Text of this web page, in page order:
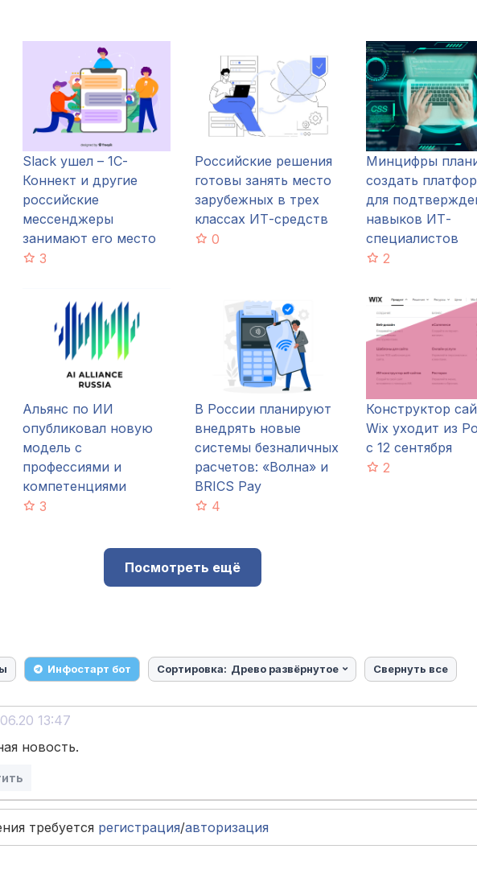
Slack ушел – 1С-
Коннект и другие
российские
мессенджеры
занимают его место
3
Российские решения
готовы занять место
зарубежных в трех
классах ИТ-средств
0
Минцифры
создать
для
навыков ИТ-
специалистов
2
Альянс по ИИ
опубликовал новую
модель с
профессиями и
компетенциями
3
В России планируют
внедрять новые
системы безналичных
расчетов: «Волна» и
BRICS Pay
4
Конструктор
Wix уходит из
с 12 сентября
2
Посмотреть ещё
Инфостарт бот Сортировка: Древо развёрнутое Свернуть все
13:47
новость.
требуется регистрация/авторизация